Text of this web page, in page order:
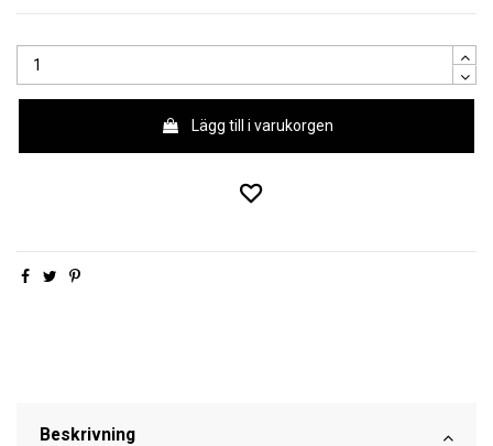
Lägg till i varukorgen
Beskrivning